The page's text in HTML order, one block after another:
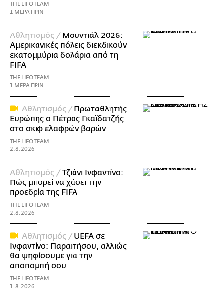
THE LIFO TEAM
1 ΜΕΡΑ ΠΡΙΝ
Αθλητισμός / Μουντιάλ 2026:
Αμερικανικές πόλεις διεκδικούν
εκατομμύρια δολάρια από τη
FIFA
THE LIFO TEAM
1 ΜΕΡΑ ΠΡΙΝ
Αθλητισμός / Πρωταθλητής
Ευρώπης ο Πέτρος Γκαϊδατζής
στο σκιφ ελαφρών βαρών
THE LIFO TEAM
2.8.2026
Αθλητισμός /Τζιάνι Ινφαντίνο:
Πώς μπορεί να χάσει την
προεδρία της FIFA
THE LIFO TEAM
2.8.2026
Αθλητισμός / UEFA σε
Ινφαντίνο: Παραιτήσου, αλλιώς
θα ψηφίσουμε για την
αποπομπή σου
THE LIFO TEAM
1.8.2026